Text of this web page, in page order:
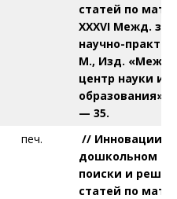
статей по
XXXVI Межд.
научно-
М., Изд.
центр науки и
образования»,
— 35.
печ.
// Инновации в
дошкольном
поиски и
статей по